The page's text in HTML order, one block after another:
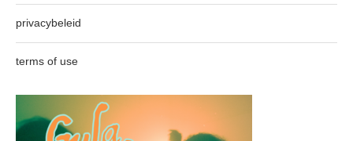
privacybeleid
terms of use